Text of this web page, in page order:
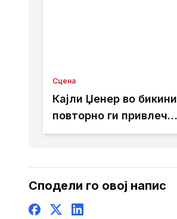
Сцена
Кајли Џенер во бикини
повторно ги привлече
сите погледи [ФОТО]
Сподели го овој напис